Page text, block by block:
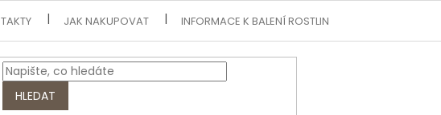
JAK NAKUPOVAT INFORMACE K BALENÍ ROSTLIN
HLEDAT